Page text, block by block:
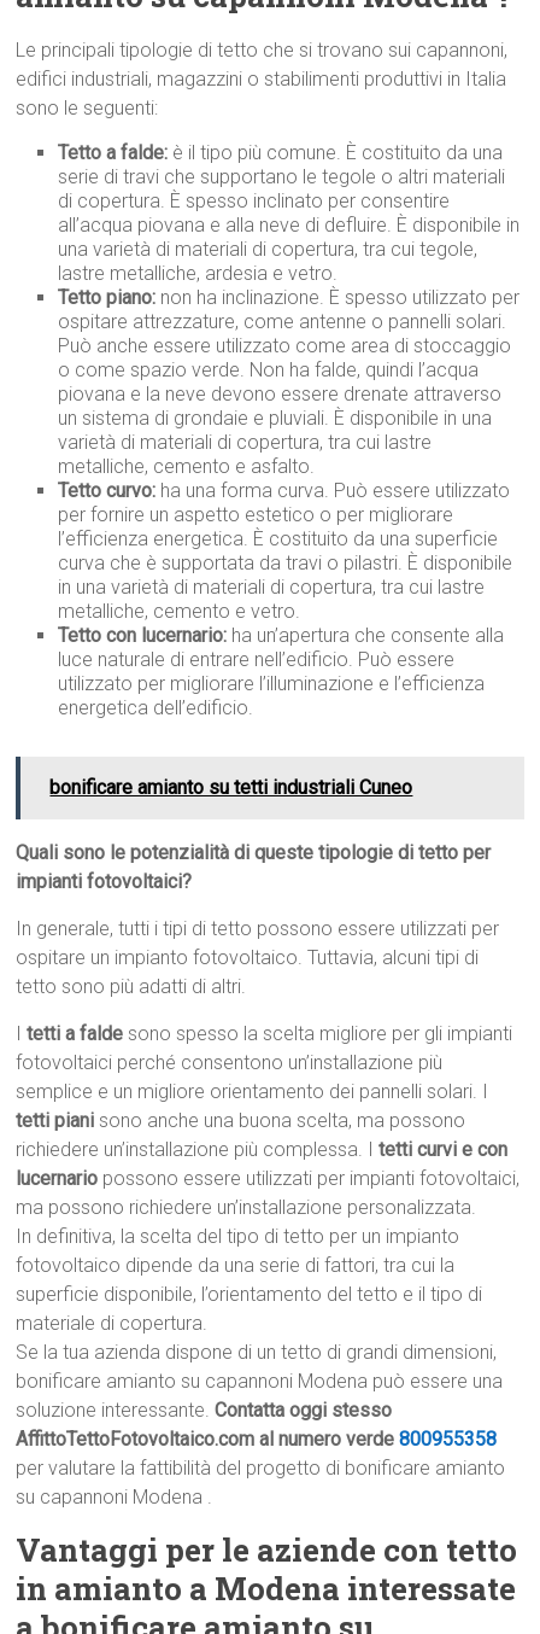
Le principali tipologie di tetto che si trovano sui capannoni,
edifici industriali, magazzini o stabilimenti produttivi in Italia
sono le seguenti:
Tetto a falde: è il tipo più comune. È costituito da una
serie di travi che supportano le tegole o altri materiali
di copertura. È spesso inclinato per consentire
all’acqua piovana e alla neve di defluire. È disponibile in
una varietà di materiali di copertura, tra cui tegole,
lastre metalliche, ardesia e vetro.
Tetto piano: non ha inclinazione. È spesso utilizzato per
ospitare attrezzature, come antenne o pannelli solari.
Può anche essere utilizzato come area di stoccaggio
o come spazio verde. Non ha falde, quindi l’acqua
piovana e la neve devono essere drenate attraverso
un sistema di grondaie e pluviali. È disponibile in una
varietà di materiali di copertura, tra cui lastre
metalliche, cemento e asfalto.
Tetto curvo: ha una forma curva. Può essere utilizzato
per fornire un aspetto estetico o per migliorare
l’efficienza energetica. È costituito da una superficie
curva che è supportata da travi o pilastri. È disponibile
in una varietà di materiali di copertura, tra cui lastre
metalliche, cemento e vetro.
Tetto con lucernario: ha un’apertura che consente alla
luce naturale di entrare nell’edificio. Può essere
utilizzato per migliorare l’illuminazione e l’efficienza
energetica dell’edificio.
bonificare amianto su tetti industriali Cuneo
Quali sono le potenzialità di queste tipologie di tetto per
impianti fotovoltaici?
In generale, tutti i tipi di tetto possono essere utilizzati per
ospitare un impianto fotovoltaico. Tuttavia, alcuni tipi di
tetto sono più adatti di altri.
Itetti a falde sono spesso la scelta migliore per gli impianti
fotovoltaici perché consentono un’installazione più
semplice e un migliore orientamento dei pannelli solari. I
tetti piani sono anche una buona scelta, ma possono
richiedere un’installazione più complessa. Itetti curvi e con
lucernario possono essere utilizzati per impianti fotovoltaici,
ma possono richiedere un’installazione personalizzata.
In definitiva, la scelta del tipo di tetto per un impianto
fotovoltaico dipende da una serie di fattori, tra cui la
superficie disponibile, l’orientamento del tetto e il tipo di
materiale di copertura.
Se la tua azienda dispone di un tetto di grandi dimensioni,
bonificare amianto su capannoni Modena può essere una
soluzione interessante.Contatta oggi stesso
AffittoTettoFotovoltaico.com al numero verde800955358
per valutare la fattibilità del progetto di bonificare amianto
su capannoni Modena .
Vantaggi per le aziende con tetto
in amianto a Modena interessate